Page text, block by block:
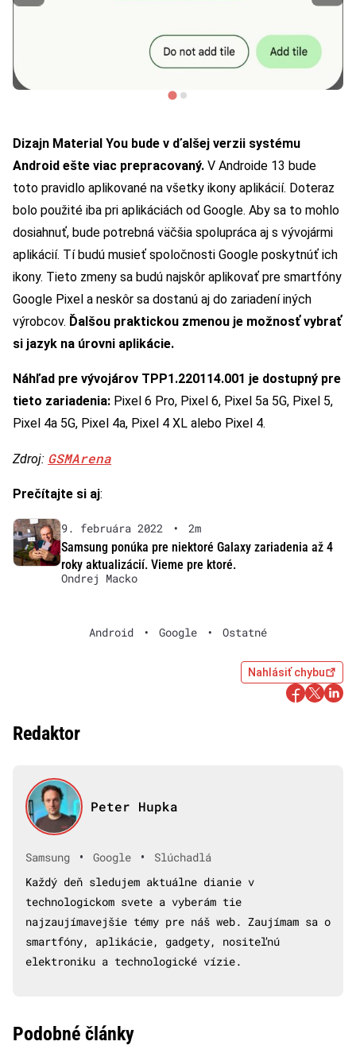
Dizajn Material You bude v ďalšej verzii systému
Android ešte viac prepracovaný. V Androide 13 bude
toto pravidlo aplikované na všetky ikony aplikácií. Doteraz
bolo použité iba pri aplikáciách od Google. Aby sa to mohlo
dosiahnuť, bude potrebná väčšia spolupráca aj s vývojármi
aplikácií. Tí budú musieť spoločnosti Google poskytnúť ich
ikony. Tieto zmeny sa budú najskôr aplikovať pre smartfóny
Google Pixel a neskôr sa dostanú aj do zariadení iných
výrobcov. Ďalšou praktickou zmenou je možnosť vybrať
si jazyk na úrovni aplikácie.
Náhľad pre vývojárov TPP1.220114.001 je dostupný pre
tieto zariadenia: Pixel 6 Pro, Pixel 6, Pixel 5a 5G, Pixel 5,
Pixel 4a 5G, Pixel 4a, Pixel 4 XL alebo Pixel 4.
Zdroj: GSMArena
Prečítajte si aj:
9. februára 2022 •
2m
Samsung ponúka pre niektoré Galaxy zariadenia až 4
roky aktualizácií. Vieme pre ktoré.
Ondrej Macko
Android • Google • Ostatné
Nahlásiť chybu
Redaktor
Peter Hupka
Samsung • Google •
Slúchadlá
Každý deň sledujem aktuálne dianie v
technologickom svete a vyberám tie
najzaujímavejšie témy pre náš web. Zaujímam sa o
smartfóny, aplikácie, gadgety, nositeľnú
elektroniku a technologické vízie.
Podobné články